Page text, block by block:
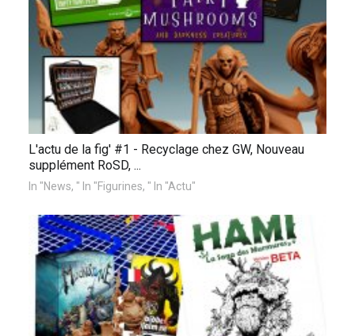
L'actu de la fig' #1 - Recyclage chez GW, Nouveau
supplément RoSD, ...
In "News, " In "Figurines, " In "Actu"